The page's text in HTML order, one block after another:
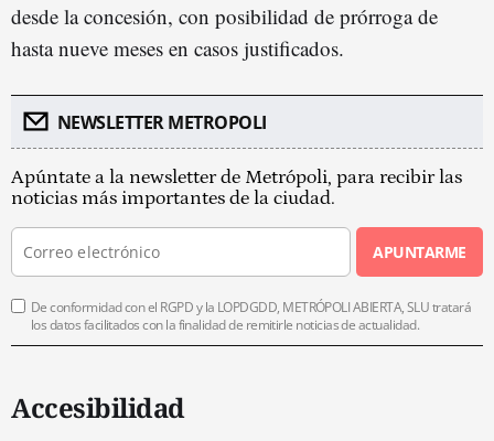
desde la concesión, con posibilidad de prórroga de
hasta nueve meses en casos justificados.
NEWSLETTER METROPOLI
Apúntate a la newsletter de Metrópoli, para recibir las
noticias más importantes de la ciudad.
APUNTARME
De conformidad con el RGPD y la LOPDGDD, METRÓPOLI ABIERTA, SLU tratará
los datos facilitados con la finalidad de remitirle noticias de actualidad.
Accesibilidad